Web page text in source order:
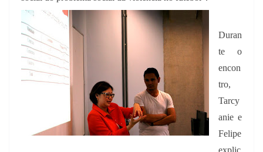
Duran
te o
encon
tro,
Tarcy
anie e
Felipe
explic